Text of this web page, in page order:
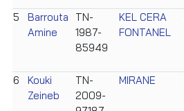
5
Barrouta
Amine
TN-
1987-
85949
KEL CERA
FONTANEL
6
Kouki
Zeineb
TN-
2009-
MIRANE